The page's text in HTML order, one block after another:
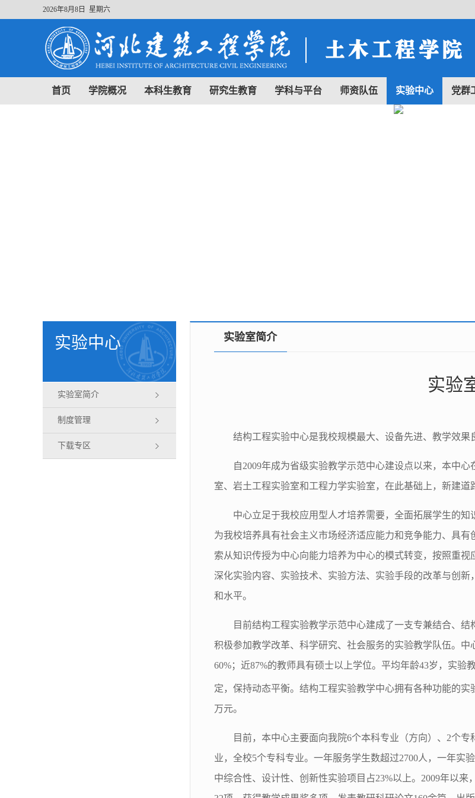
2026年8月8日 星期六
首页 学院概况 本科生教育 研究生教育 学科与平台 师资队伍 实验中心 党群
实验中心
实验室简介
制度管理
下载专区
实验室简介
实验
结构工程实验中心是我校规模最大、设备先进、教学效
自2009年成为省级实验教学示范中心建设点以来，本中
室、岩土工程实验室和工程力学实验室，在此基础上，新建
中心立足于我校应用型人才培养需要，全面拓展学生的
为我校培养具有社会主义市场经济适应能力和竞争能力、具
索从知识传授为中心向能力培养为中心的模式转变，按照重
深化实验内容、实验技术、实验方法、实验手段的改革与创
和水平。
目前结构工程实验教学示范中心建成了一支专兼结合、
积极参加教学改革、科学研究、社会服务的实验教学队伍。
60%；近87%的教师具有硕士以上学位。平均年龄43岁，实
定，保持动态平衡。结构工程实验教学中心拥有各种功能的实
万元。
目前，本中心主要面向我院6个本科专业（方向）、2个
业，全校5个专科专业。一年服务学生数超过2700人，一年实
中综合性、设计性、创新性实验项目占23%以上。2009年以